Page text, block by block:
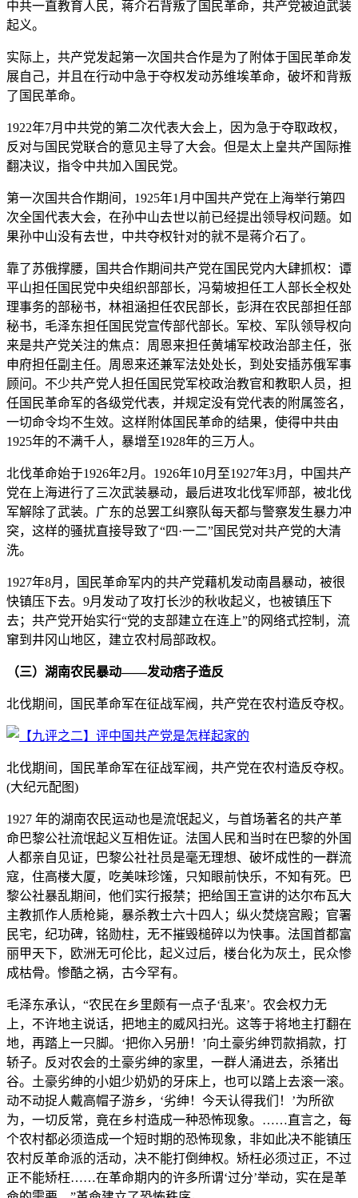
中共一直教育人民，蒋介石背叛了国民革命，共产党被迫武装
起义。
实际上，共产党发起第一次国共合作是为了附体于国民革命发
展自己，并且在行动中急于夺权发动苏维埃革命，破坏和背叛
了国民革命。
1922年7月中共党的第二次代表大会上，因为急于夺取政权，
反对与国民党联合的意见主导了大会。但是太上皇共产国际推
翻决议，指令中共加入国民党。
第一次国共合作期间，1925年1月中国共产党在上海举行第四
次全国代表大会，在孙中山去世以前已经提出领导权问题。如
果孙中山没有去世，中共夺权针对的就不是蒋介石了。
靠了苏俄撑腰，国共合作期间共产党在国民党内大肆抓权：谭
平山担任国民党中央组织部部长，冯菊坡担任工人部长全权处
理事务的部秘书，林祖涵担任农民部长，彭湃在农民部担任部
秘书，毛泽东担任国民党宣传部代部长。军校、军队领导权向
来是共产党关注的焦点：周恩来担任黄埔军校政治部主任，张
申府担任副主任。周恩来还兼军法处处长，到处安插苏俄军事
顾问。不少共产党人担任国民党军校政治教官和教职人员，担
任国民革命军的各级党代表，并规定没有党代表的附属签名，
一切命令均不生效。这样附体国民革命的结果，使得中共由
1925年的不满千人，暴增至1928年的三万人。
北伐革命始于1926年2月。1926年10月至1927年3月，中国共产
党在上海进行了三次武装暴动，最后进攻北伐军师部，被北伐
军解除了武装。广东的总罢工纠察队每天都与警察发生暴力冲
突，这样的骚扰直接导致了“四·一二”国民党对共产党的大清
洗。
1927年8月，国民革命军内的共产党藉机发动南昌暴动，被很
快镇压下去。9月发动了攻打长沙的秋收起义，也被镇压下
去；共产党开始实行“党的支部建立在连上”的网络式控制，流
窜到井冈山地区，建立农村局部政权。
（三）湖南农民暴动——发动痞子造反
北伐期间，国民革命军在征战军阀，共产党在农村造反夺权。
北伐期间，国民革命军在征战军阀，共产党在农村造反夺权。
(大纪元配图)
1927 年的湖南农民运动也是流氓起义，与首场著名的共产革
命巴黎公社流氓起义互相佐证。法国人民和当时在巴黎的外国
人都亲自见证，巴黎公社社员是毫无理想、破坏成性的一群流
寇，住高楼大厦，吃美味珍馐，只知眼前快乐，不知有死。巴
黎公社暴乱期间，他们实行报禁；把给国王宣讲的达尔布瓦大
主教抓作人质枪毙，暴杀教士六十四人；纵火焚烧宫殿；官署
民宅，纪功碑，铭勋柱，无不摧毁槌碎以为快事。法国首都富
丽甲天下，欧洲无可伦比，起义过后，楼台化为灰土，民众惨
成枯骨。惨酷之祸，古今罕有。
毛泽东承认，“农民在乡里颇有一点子‘乱来’。农会权力无
上，不许地主说话，把地主的威风扫光。这等于将地主打翻在
地，再踏上一只脚。‘把你入另册！’向土豪劣绅罚款捐款，打
轿子。反对农会的土豪劣绅的家里，一群人涌进去，杀猪出
谷。土豪劣绅的小姐少奶奶的牙床上，也可以踏上去滚一滚。
动不动捉人戴高帽子游乡，‘劣绅！今天认得我们！’为所欲
为，一切反常，竟在乡村造成一种恐怖现象。……直言之，每
个农村都必须造成一个短时期的恐怖现象，非如此决不能镇压
农村反革命派的活动，决不能打倒绅权。矫枉必须过正，不过
正不能矫枉……在革命期内的许多所谓‘过分’举动，实在是革